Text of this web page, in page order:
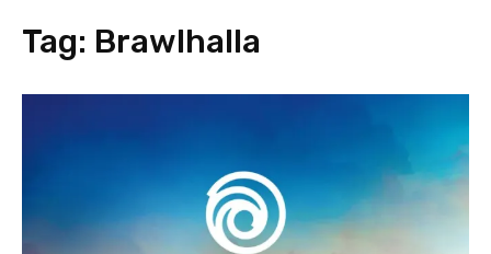
Tag: Brawlhalla